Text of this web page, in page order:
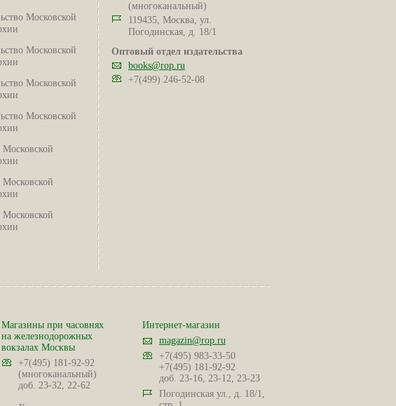
Московской
Московской
Московской
Московской
(многоканальный)
119435, Москва, ул.
Погодинская, д. 18/1
Оптовый отдел издательства
books@rop.ru
+7(499) 246-52-08
Магазины при часовнях
на железнодорожных
вокзалах Москвы
+7(495) 181-92-92
(многоканальный)
доб. 23-32, 22-62
Интернет-магазин
magazin@rop.ru
+7(495) 983-33-50
+7(495) 181-92-92
доб. 23-16, 23-12, 23-23
Погодинская ул., д. 18/1,